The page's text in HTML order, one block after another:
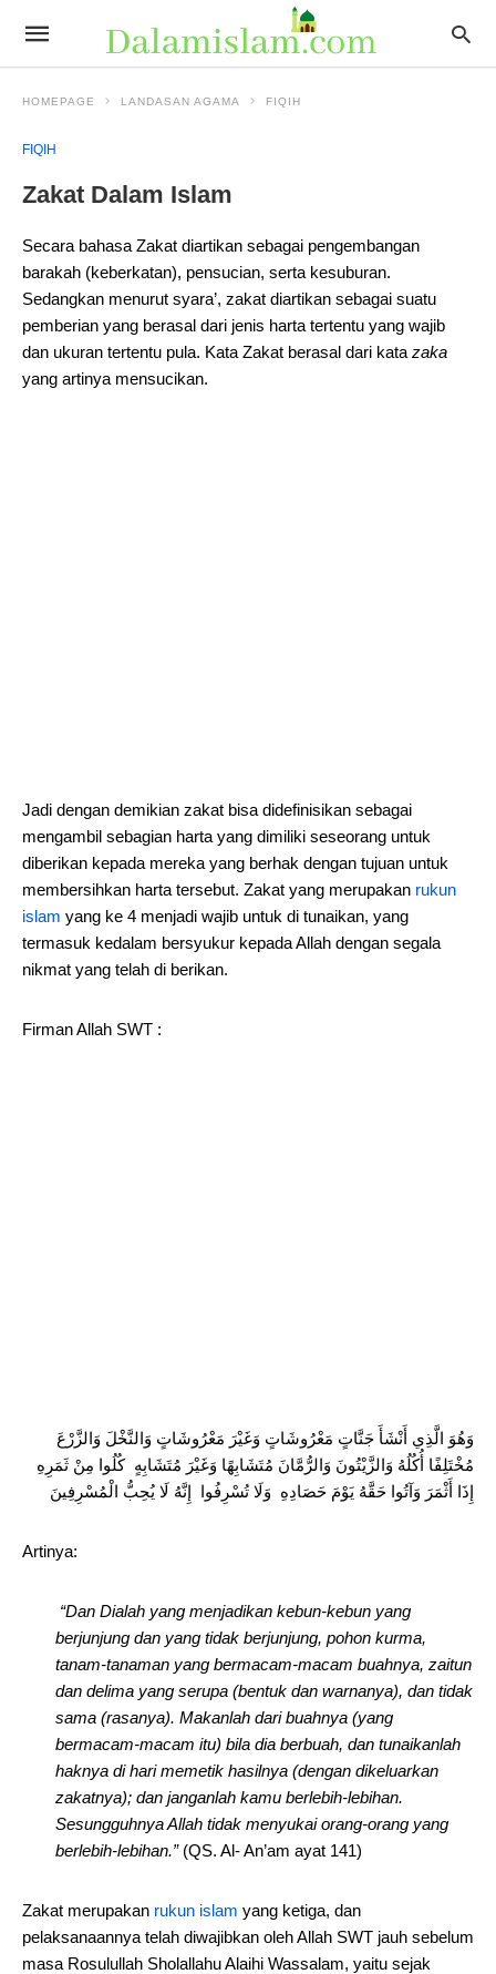
HOMEPAGE LANDASAN AGAMA FIQIH
FIQIH
Zakat Dalam Islam
Secara bahasa Zakat diartikan sebagai pengembangan
barakah (keberkatan), pensucian, serta kesuburan.
Sedangkan menurut syara’, zakat diartikan sebagai suatu
pemberian yang berasal dari jenis harta tertentu yang wajib
dan ukuran tertentu pula. Kata Zakat berasal dari kata zaka
yang artinya mensucikan.
Jadi dengan demikian zakat bisa didefinisikan sebagai
mengambil sebagian harta yang dimiliki seseorang untuk
diberikan kepada mereka yang berhak dengan tujuan untuk
membersihkan harta tersebut. Zakat yang merupakan rukun
islam yang ke 4 menjadi wajib untuk di tunaikan, yang
termasuk kedalam bersyukur kepada Allah dengan segala
nikmat yang telah di berikan.
Firman Allah SWT :
وَهُوَ الَّذِي أَنْشَأَ جَنَّاتٍ مَعْرُوشَاتٍ وَغَيْرَ مَعْرُوشَاتٍ وَالنَّخْلَ وَالزَّرْعَ
مُخْتَلِفًا أُكُلُهُ وَالزَّيْتُونَ وَالرُّمَّانَ مُتَشَابِهًا وَغَيْرَ مُتَشَابِهٍ كُلُوا مِنْ ثَمَرِهِ
إِذَا أَثْمَرَ وَآتُوا حَقَّهُ يَوْمَ حَصَادِهِ وَلَا تُسْرِفُوا إِنَّهُ لَا يُحِبُّ الْمُسْرِفِينَ
Artinya:
“Dan Dialah yang menjadikan kebun-kebun yang
berjunjung dan yang tidak berjunjung, pohon kurma,
tanam-tanaman yang bermacam-macam buahnya, zaitun
dan delima yang serupa (bentuk dan warnanya), dan tidak
sama (rasanya). Makanlah dari buahnya (yang
bermacam-macam itu) bila dia berbuah, dan tunaikanlah
haknya di hari memetik hasilnya (dengan dikeluarkan
zakatnya); dan janganlah kamu berlebih-lebihan.
Sesungguhnya Allah tidak menyukai orang-orang yang
berlebih-lebihan.”(QS. Al- An’am ayat 141)
Zakat merupakan rukun islam yang ketiga, dan
pelaksanaannya telah diwajibkan oleh Allah SWT jauh sebelum
masa Rosulullah Sholallahu Alaihi Wassalam, yaitu sejak